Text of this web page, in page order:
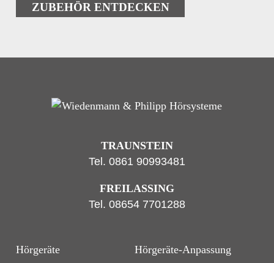
ZUBEHÖR ENTDECKEN
TRAUNSTEIN
Tel. 0861 90993481
FREILASSING
Tel. 08654 7701288
Hörgeräte Hörgeräte-Anpassung